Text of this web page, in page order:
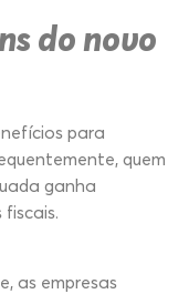
do novo
para
quem
ganha
as empresas